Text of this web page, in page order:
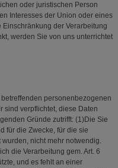
oder juristischen Person
Interesses der Union oder eines
der Verarbeitung
werden Sie von uns unterrichtet
personenbezogenen
sind verpflichtet, diese Daten
Gründe zutrifft: (1)Die Sie
für die Zwecke, für die sie
nicht mehr notwendig.
die Verarbeitung gem. Art. 6
und es fehlt an einer